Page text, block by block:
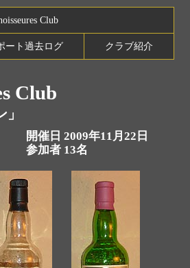
Club
ート過去ログ クラブ紹介
Club
開催日 2009年11月22日
参加者 13名